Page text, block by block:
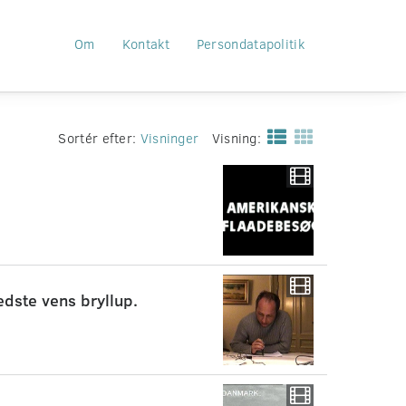
Om Kontakt Persondatapolitik
Sortér efter: Visninger Visning:
vens bryllup.